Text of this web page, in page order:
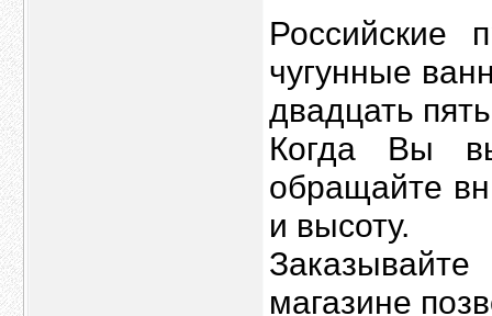
Российские
чугунные
двадцать
Когда Вы
обращайте
и высоту.
магазине